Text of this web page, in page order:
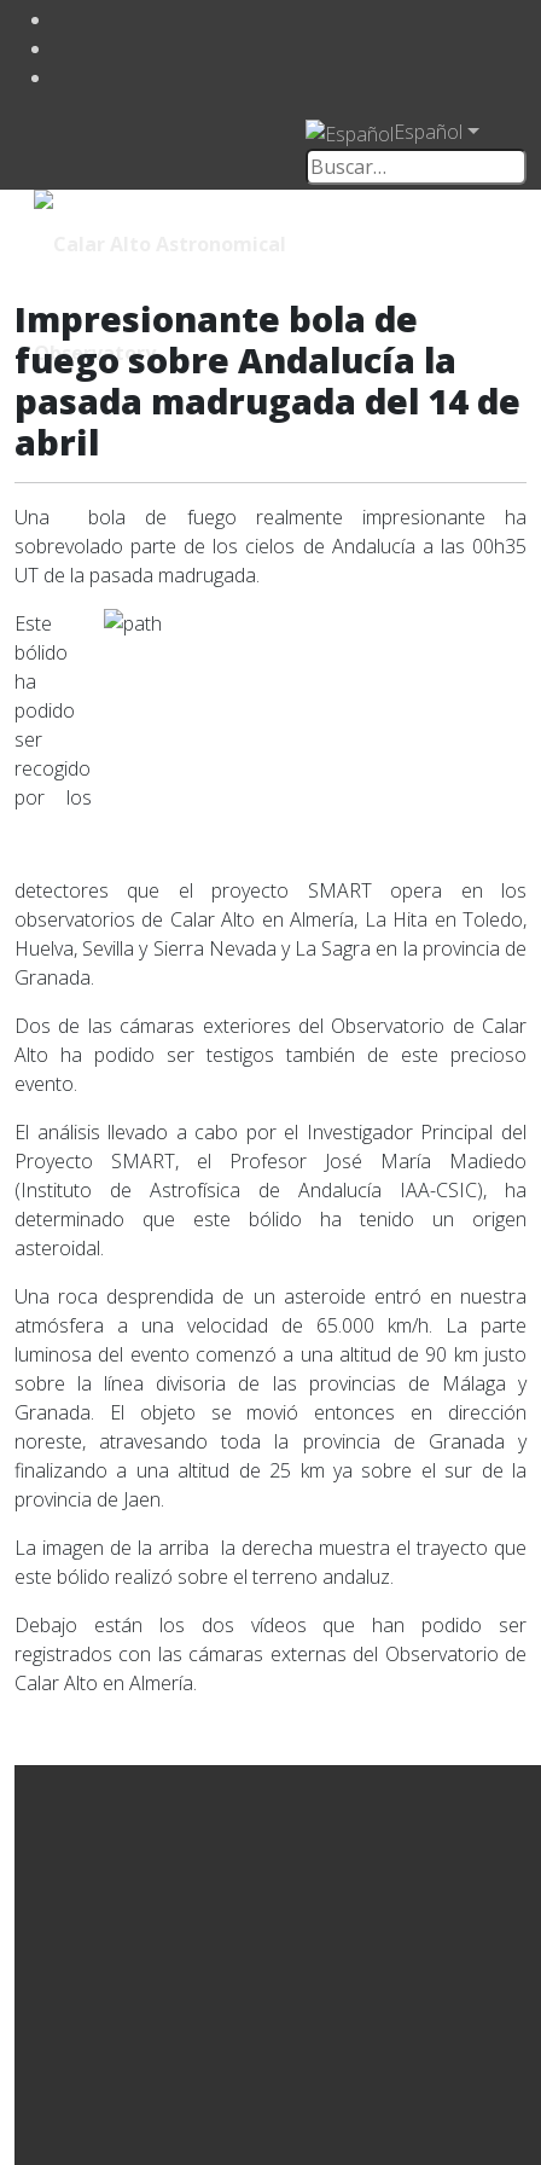
Español
Impresionante bola de
fuego sobre Andalucía la
pasada madrugada del 14 de
abril
Una bola de fuego realmente impresionante ha
sobrevolado parte de los cielos de Andalucía a las 00h35
UT de la pasada madrugada.
Este
bólido
ha
podido
ser
recogido
por los
detectores que el proyecto SMART opera en los
observatorios de Calar Alto en Almería, La Hita en Toledo,
Huelva, Sevilla y Sierra Nevada y La Sagra en la provincia de
Granada.
Dos de las cámaras exteriores del Observatorio de Calar
Alto ha podido ser testigos también de este precioso
evento.
El análisis llevado a cabo por el Investigador Principal del
Proyecto SMART, el Profesor José María Madiedo
(Instituto de Astrofísica de Andalucía IAA-CSIC), ha
determinado que este bólido ha tenido un origen
asteroidal.
Una roca desprendida de un asteroide entró en nuestra
atmósfera a una velocidad de 65.000 km/h. La parte
luminosa del evento comenzó a una altitud de 90 km justo
sobre la línea divisoria de las provincias de Málaga y
Granada. El objeto se movió entonces en dirección
noreste, atravesando toda la provincia de Granada y
finalizando a una altitud de 25 km ya sobre el sur de la
provincia de Jaen.
La imagen de la arriba la derecha muestra el trayecto que
este bólido realizó sobre el terreno andaluz.
Debajo están los dos vídeos que han podido ser
registrados con las cámaras externas del Observatorio de
Calar Alto en Almería.